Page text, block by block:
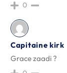
0
Capitaine kirk
Grace zaadi ?